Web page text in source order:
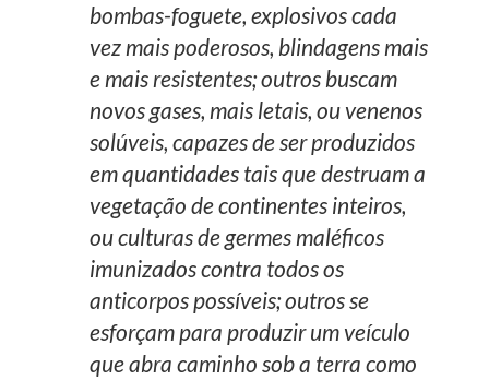
bombas-foguete, explosivos cada
vez mais poderosos, blindagens mais
e mais resistentes; outros buscam
novos gases, mais letais, ou venenos
solúveis, capazes de ser produzidos
em quantidades tais que destruam a
vegetação de continentes inteiros,
ou culturas de germes maléficos
imunizados contra todos os
anticorpos possíveis; outros se
esforçam para produzir um veículo
que abra caminho sob a terra como